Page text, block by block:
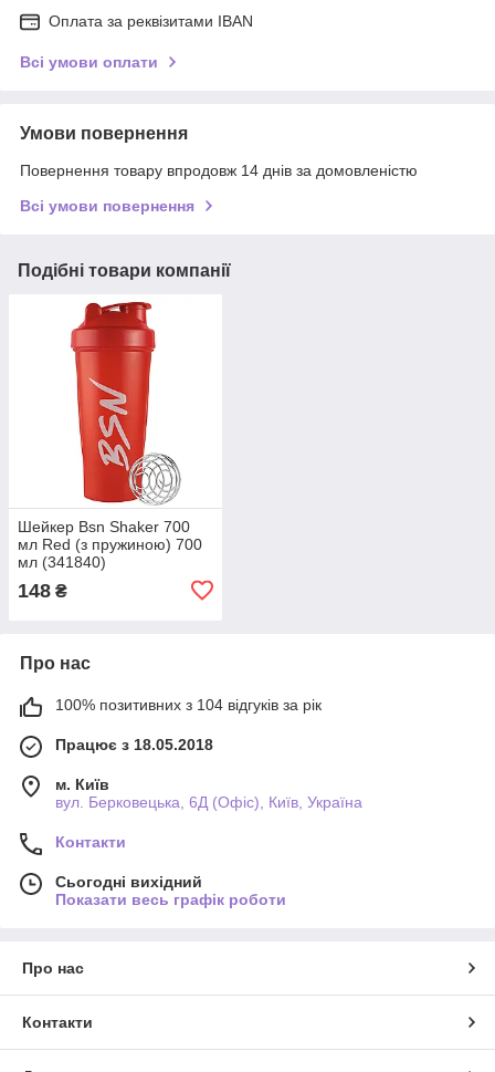
Оплата за реквізитами IBAN
Всі умови оплати
Умови повернення
Повернення товару впродовж 14 днів за домовленістю
Всі умови повернення
Подібні товари компанії
Шейкер Bsn Shaker 700
мл Red (з пружиною) 700
мл (341840)
148 ₴
Про нас
100% позитивних з 104 відгуків за рік
Працює з 18.05.2018
м. Київ
вул. Берковецька, 6Д (Офіс), Київ, Україна
Контакти
Сьогодні вихідний
Показати весь графік роботи
Про нас
Контакти